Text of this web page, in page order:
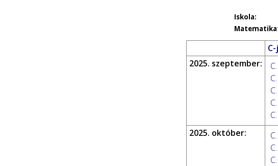
Iskola:
2025. szeptember:
2025. október: